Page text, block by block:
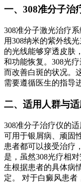
一、308准分子治
308准分子激光治疗
用308纳米的紫外线
的光线能够穿透皮肤
和功能恢复。308光
而改善白斑的状况。
需要遵循医生的指导
二、适用人群与
308准分子治疗仪的
可用于银屑病、顽固
患者都可以接受治疗
是，虽然308光疗相
生根据患者的具体病
定。 对于白癜风患者